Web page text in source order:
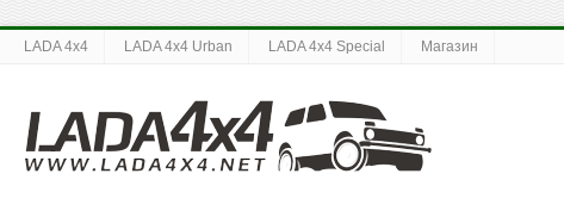
LADA 4x4 LADA 4x4 Urban LADA 4x4 Special Магазин